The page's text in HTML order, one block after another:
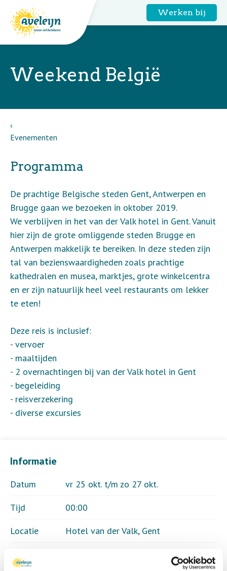
Werken bij
Weekend België
Evenementen
Informatie
Datum
vr 25 okt. t/m zo 27 okt.
Tijd
00:00
Locatie
Hotel van der Valk, Gent
Programma
De prachtige Belgische steden Gent, Antwerpen en
Brugge gaan we bezoeken in oktober 2019.
We verblijven in het van der Valk hotel in Gent. Vanuit
hier zijn de grote omliggende steden Brugge en
Antwerpen makkelijk te bereiken. In deze steden zijn
tal van bezienswaardigheden zoals prachtige
kathedralen en musea, marktjes, grote winkelcentra
en er zijn natuurlijk heel veel restaurants om lekker
te eten!
Deze reis is inclusief:
- vervoer
- maaltijden
- 2 overnachtingen bij van der Valk hotel in Gent
- begeleiding
- reisverzekering
- diverse excursies